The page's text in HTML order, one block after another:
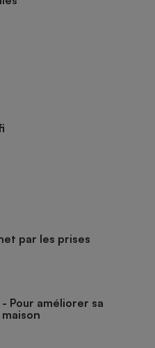
par les prises
Pour améliorer sa